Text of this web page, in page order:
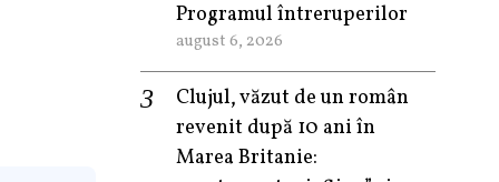
Programul întreruperilor
august 6, 2026
Clujul, văzut de un român
revenit după 10 ani în
Marea Britanie: